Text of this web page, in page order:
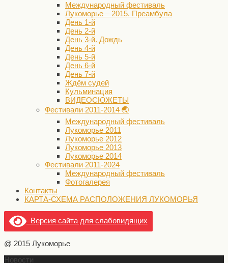
Международный фестиваль
Лукоморье – 2015. Преамбула
День 1-й
День 2-й
День 3-й. Дождь
День 4-й
День 5-й
День 6-й
День 7-й
Ждём судей
Кульминация
ВИДЕОСЮЖЕТЫ
Фестивали 2011-2014 🌏
Международный фестиваль
Лукоморье 2011
Лукоморье 2012
Лукоморье 2013
Лукоморье 2014
Фестивали 2011-2024
Международный фестиваль
Фотогалерея
Контакты
КАРТА-СХЕМА РАСПОЛОЖЕНИЯ ЛУКОМОРЬЯ
Версия сайта для слабовидящих
@ 2015 Лукоморье
Новости